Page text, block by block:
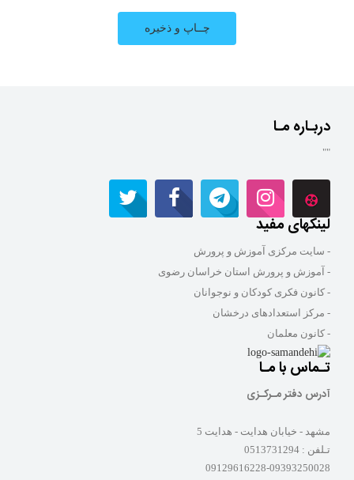
دربـاره مـا
""
لینکهای مفید
- سایت مرکزی آموزش و پرورش
- آموزش و پرورش استان خراسان رضوی
- کانون فکری کودکان و نوجوانان
- مرکز استعدادهای درخشان
- کانون معلمان
تـماس با مـا
آدرس دفتر مـرکـزی
مشهد - خیابان هدایت - هدایت 5
تـلفن : 0513731294
09129616228-09393250028